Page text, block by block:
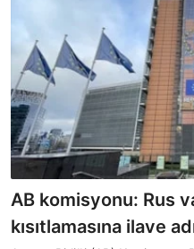
AB komisyonu: Rus
kısıtlamasına ilave